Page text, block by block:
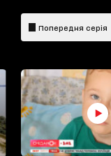
Попередня серія